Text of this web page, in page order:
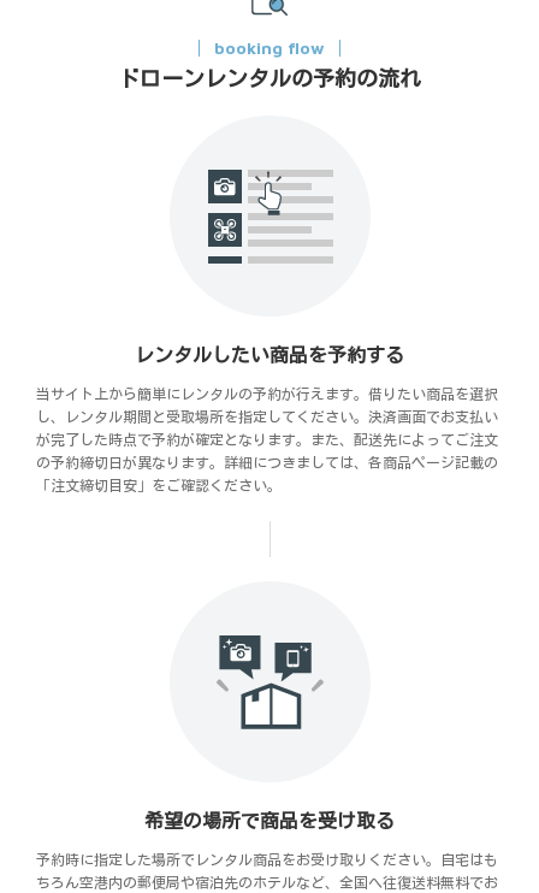
booking flow
ドローンレンタルの予約の流れ
レンタルしたい商品を予約する
当サイト上から簡単にレンタルの予約が行えます。借りたい商品を選択
し、レンタル期間と受取場所を指定してください。決済画面でお支払い
が完了した時点で予約が確定となります。また、配送先によってご注文
の予約締切日が異なります。詳細につきましては、各商品ページ記載の
「注文締切目安」をご確認ください。
希望の場所で商品を受け取る
予約時に指定した場所でレンタル商品をお受け取りください。自宅はも
ちろん空港内の郵便局や宿泊先のホテルなど、全国へ往復送料無料でお